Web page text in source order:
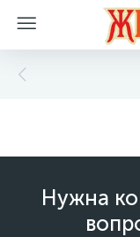
Нужна